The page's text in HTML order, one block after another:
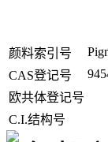
颜料索引号
CAS登记号
欧共体登记号
C.I.结构号